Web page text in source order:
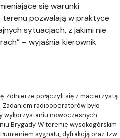
się warunki
pozwalają w praktyce
sytuacjach, z jakimi nie
– wyjaśnia kierownik
Żołnierze połączyli się z macierzystą
radiooperatorów było
wykorzystaniu nowoczesnych
Brygady. W terenie wysokogórskim
sygnału, dyfrakcją oraz tzw.